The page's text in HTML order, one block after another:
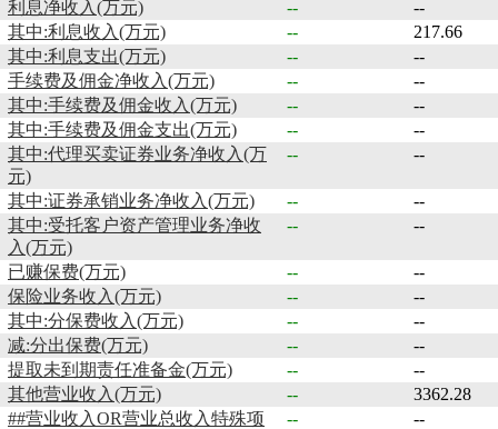
利息净收入(万元)
--
--
其中:利息收入(万元)
--
217.66
其中:利息支出(万元)
--
--
手续费及佣金净收入(万元)
--
--
其中:手续费及佣金收入(万元)
--
--
其中:手续费及佣金支出(万元)
--
--
其中:代理买卖证券业务净收入(万
元)
-- --
其中:证券承销业务净收入(万元) --
--
其中:受托客户资产管理业务净收
入(万元)
-- --
已赚保费(万元) --
--
保险业务收入(万元)
--
--
其中:分保费收入(万元)
--
--
减:分出保费(万元)
--
--
提取未到期责任准备金(万元)
--
--
其他营业收入(万元)
--
3362.28
##营业收入OR营业总收入特殊项
-- --